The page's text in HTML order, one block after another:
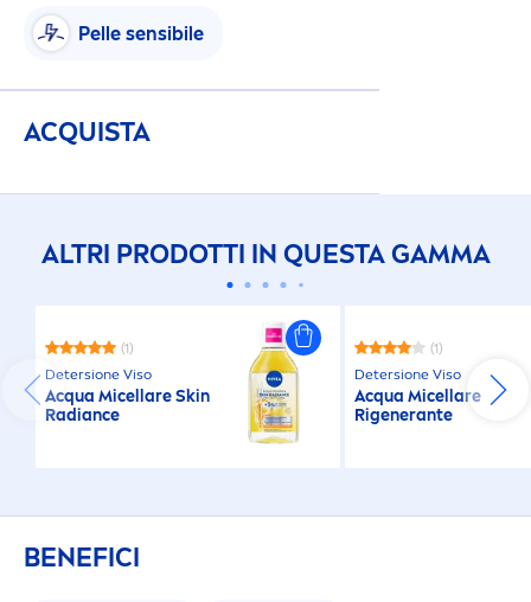
Pelle sensibile
ACQUISTA
ALTRI PRODOTTI IN QUESTA GAMMA
(1)
Detersione Viso
Acqua MicellareSkin
Radiance
(1)
Detersione Viso
Acqua Micellare
Rigenerante
BENEFICI